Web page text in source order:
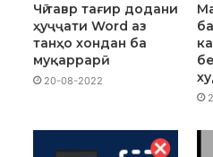
Чӣ тавр тағир додани
ҳуҷҷати Word аз
танҳо хондан ба
муқаррарӣ
20-08-2022